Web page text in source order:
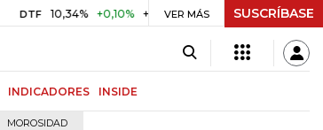
10,34% +0,10% +0,98% UVR $ 416,86 +$ 0,05
VER MÁS SUSCRÍBASE
INDICADORES INSIDE
MOROSIDAD